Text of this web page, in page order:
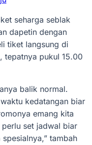
seharga seblak
dapetin dengan
tiket langsung di
tepatnya pukul 15.00
balik normal.
kedatangan biar
emang kita
set jadwal biar
tambah